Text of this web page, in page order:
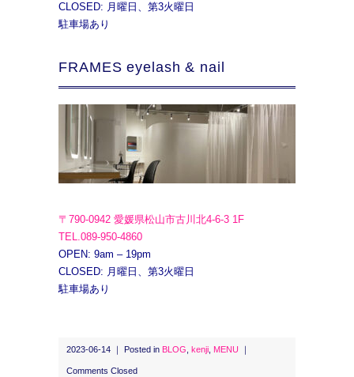
CLOSED: 月曜日、第3火曜日
駐車場あり
FRAMES eyelash & nail
〒790-0942 愛媛県松山市古川北4-6-3 1F
TEL.089-950-4860
OPEN: 9am – 19pm
CLOSED: 月曜日、第3火曜日
駐車場あり
2023-06-14 ｜ Posted in BLOG kenji MENU
Comments Closed